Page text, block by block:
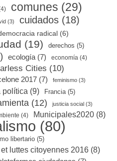
comunes (29)
(3) cuidados(18)
radical (6)
(19) derechos (5)
ecología (7) economía (4)
Cities (10)
2017 (7) feminismo (3)
política (9) Francia(5)
(12) justicia social(3)
(4) Municipales2020 (8)
(80)
libertario(5)
luttes citoyennes 2016(8)